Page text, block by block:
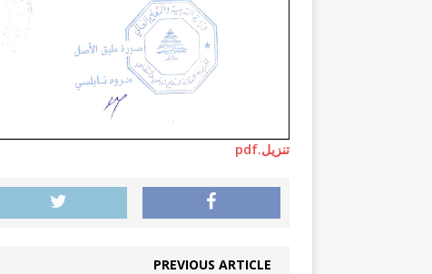
تنزيل.pdf
PREVIOUS ARTICLE